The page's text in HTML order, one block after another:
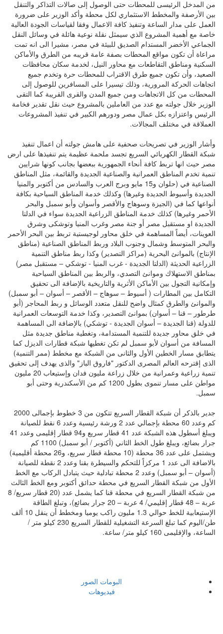
من المدخل الرئيسى للمحطات حتى الوصول إلى صالات التذاكر والتنقل
بين الأرصفة والمخطط الاستثماري لكل محطة وأكد الوزير على ضرورة
العمل على مدار الساعة وتنفيذ كافة الاعمال وفقا لقياسات الجودة العالية
خاصة مع أهمية المشروع الذي سيمثل نقلة نوعية هائلة في وسائل النقل
الجماعي الأخضر المستدام الصديق للبيئة في مصر، مشيرا الى انه تمت
مراعاة أن تكون مواقع المحطات بصفة عامة قريبه من الطرق والأماكن
السكنية ومناطق التقاطعات مع محاور النيل، لخدمة سكان محافظات
الصعيد، وأن تكون جميع طرق الاقتراب للمحطات حرة وتخدم جميع
اتجاهات الحركة المرورية، وذلك تيسيرا على المسافرين للوصول إلى
المحطات من كل الاتجاهات ومن جميع المدن والقرى القريبة كما التقى
الوزير خلال جولته مع عدد من العاملين بالمشروع حيث نقل تقدير فخامة
الرئيس واعتزازه بكل عمال مصر ودورهم الكبير في تنفيذ المشروعات
العملاقة في مختلف المجالات.
وأشار الوزير في تصريحات صحفية على هامش جولته أن اعمال تنفيذ
شبكة القطار الكهربائي السريع تجسد ملحمة عظيمة يتم تنفيذها على ارض
مصر حيث انها تربط كافة أنحاء الجمهورية ببعضها بجانب كونها شرايين
تنمية تخدم المناطق العمرانية والصناعية الجديدة والقائمة، مثل المناطق
الصناعية في (حلوان و15 مايو وبرج العرب والسادس من أكتوبر والمنيا
الجديدة وأسيوط الجديدة وغيرها) وكذلك خدمة المناطق السياحية بكافة
أنواعها كما في (الجيزة وسوهاج والأقصر وأسوان وأبو سمبل والبحر
الأحمر وغيرها) كذلك خدمة المناطق الزراعية الجديدة سواء في الدلتا
الجديدة او مستقبل مصر أو جنة مصر وغرب المنيا وتوشكى وشرق
العوينات، أيضاً المساهمة في خلق محاور لوجيستية تربط بين البحر الأحمر
والبحر المتوسط وشمال وجنوب البلاد وربط المناطق الصناعية (مناطق
الإنتاج) بالموانئ البحرية (مراكز التصدير) وكذا ربط مناطق التنمية
الزراعية الحديثة (الدلتا الجديدة - غرب المنيا - توشكي – مستقبل مصر)
بمناطق الاستهلاك وموانئ التصدي، والربط بين المناطق السياحية
وإمكانية التجول بين الأماكن الأثرية والتاريخية بالإضافة الى تحقيق
التكامل بين المطارات ( أسيوط – سوهاج – الأقصر – أسوان – أبو سمبل)
والموانئ والطرق كمثال واضح للنقل متعدد الوسائل و ربط المحاجر (أبو
طرطور – قنا – أسوان) بموانئ التصدير، وكذا خدمة التوسعات العمرانية
للدولة (قنا الجديدة – أسوان الجديدة - توشكي) بالإضافة الى المساهمة
في خلق محاور جديدة للتنمية المستدامة، وتغطية مناطق جديدة مثل
المسافة من أسوان لأبو سمبل لم تكن تغطيها شبكة قطارات الديزل كما
يتطابق مسار الخطين الأول والثانى من الشبكة مع مخطط (ممر التنمية)
الذى إقترحه العالم المصرى الدكتور "فاروق الباز" والذى يهدف إلى تحقيق
تنمية زراعية وعمرانية من خلال زراعة مليون فدان وإستيعاب 20 مليون
مواطن على مسار تنموى بطول 1200 كم من الأسكندرية وحتى أبو
سمبل.
جدير بالذكر أن شبكة القطار السريع تتكون من 3 خطوط بإجمالى 2000
كم وعدد 60 محطة بإجمالي عدد 2 ورشة رئيسية وعدد 6 نقط للصيانة
ويبلغ أسطول هذه الشبكة عدد 41 قطار سريع و94 قطار إقليمى وعدد 41
جرار بضائع، ويبلغ طول الخط الثاني (أكتوبر / أبو سمبل) 1100 كم
ويشتمل على عدد 36 محطة (10 محطة قطار سريع، و26 محطة أقليمية)
بالاضافة الى عدد 1 مركزاً للتحكم والسيطرة بقنا وعدد 2 نقطة للصيانة
(أسوان – أبو سمبل) وعدد 2 محطة تبادلية حيث يتبادل الركاب مع الخط
الأول من شبكة القطار السريع في محطة حدائق أكتوبر ومع الخط الثالث
من شبكة القطار السريع في محطة قنا كما يشمل عدد (20 قطار سريع/ 8
عربة – 48 قطار إقليمي/ 4 عربة – 20 جرار بضائع)، وتبلغ الطاقة
الإستيعابية للخط حوالي 1.3 مليون راكب يوميا ومخطط أن ينقل 10 ألف
طن/اليوم كما تبلغ السرعة التشغيلية للقطار السريع 230 كيلو متر /
الساعة، والإقليمى 160 كيلو متر/ ساعة.
البومات الصور
فيديوهات